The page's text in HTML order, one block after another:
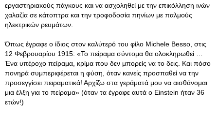
εργαστηριακούς πάγκους και να ασχοληθεί με την επικόλληση ινών
χαλαζία σε κάτοπτρα και την τροφοδοσία πηνίων με παλμούς
ηλεκτρικών ρευμάτων.
Όπως έγραφε ο ίδιος στον καλύτερό του φίλο Michele Besso, στις
12 Φεβρουαρίου 1915: «Το πείραμα σύντομα θα ολοκληρωθεί …
Ένα υπέροχο πείραμα, κρίμα που δεν μπορείς να το δεις. Και πόσο
πονηρά συμπεριφέρεται η φύση, όταν κανείς προσπαθεί να την
προσεγγίσει πειραματικά! Αρχίζω στα γεράματά μου να αισθάνομαι
μια έλξη για το πείραμα» (όταν τα έγραφε αυτά ο Einstein ήταν 36
ετών!)